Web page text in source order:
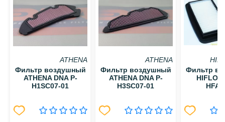
ATHENA
Фильтр воздушный
ATHENA DNA P-
H1SC07-01
ATHENA
Фильтр воздушный
ATHENA DNA P-
H3SC07-01
Фильтр
HIFLO